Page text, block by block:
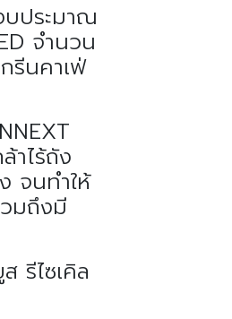
ประมาณ
จำนวน
รีนคาเฟ่
าไร้ถัง
จนทำให้
มถึงมี
รีไซเคิล